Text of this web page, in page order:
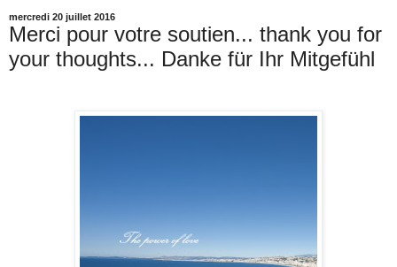
mercredi 20 juillet 2016
Merci pour votre soutien... thank you for
your thoughts... Danke für Ihr Mitgefühl